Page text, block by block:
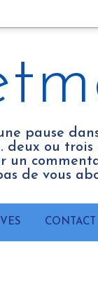
pause
deux ou
un
de vous
CONTACT